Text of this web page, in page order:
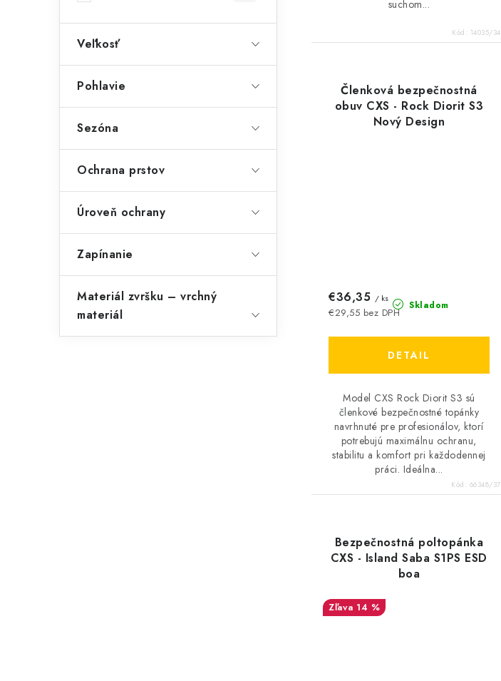
Veľkosť
Pohlavie
Sezóna
Ochrana prstov
Úroveň ochrany
Zapínanie
Materiál zvršku – vrchný
materiál
suchom...
Kód: 14035/34
Členková bezpečnostná
obuv CXS - Rock Diorit S3
Nový Design
Skladom
€29,55 bez DPH
€36,35 / ks
DETAIL
Model CXS Rock Diorit S3 sú
členkové bezpečnostné topánky
navrhnuté pre profesionálov, ktorí
potrebujú maximálnu ochranu,
stabilitu a komfort pri každodennej
práci. Ideálna...
Kód: 66348/37
Bezpečnostná poltopánka
CXS - Island Saba S1PS ESD
boa
14 %